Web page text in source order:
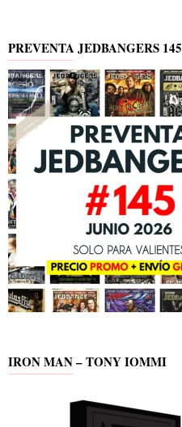
PREVENTA JEDBANGERS 145
IRON MAN – TONY IOMMI